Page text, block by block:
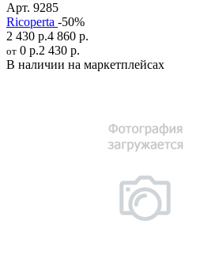
Арт. 9285
Ricoperta -50%
2 430 р.4 860 р.
от 0 р.2 430 р.
В наличии на маркетплейсах